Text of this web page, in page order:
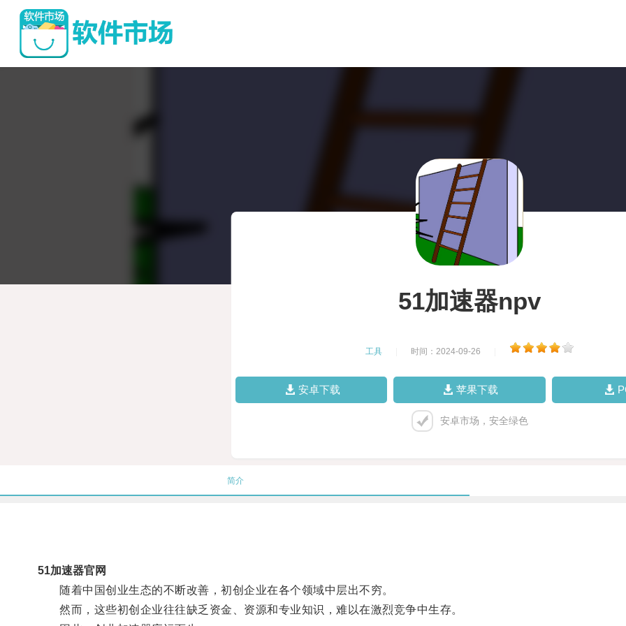
51加速器npv
工具 时间：2024-09-26
安卓下载 苹果下载
安卓市场，安全绿色
简介
51加速器官网
随着中国创业生态的不断改善，初创企业在各个领域中层出不穷。
然而，这些初创企业往往缺乏资金、资源和专业知识，难以在激烈竞争中生存。